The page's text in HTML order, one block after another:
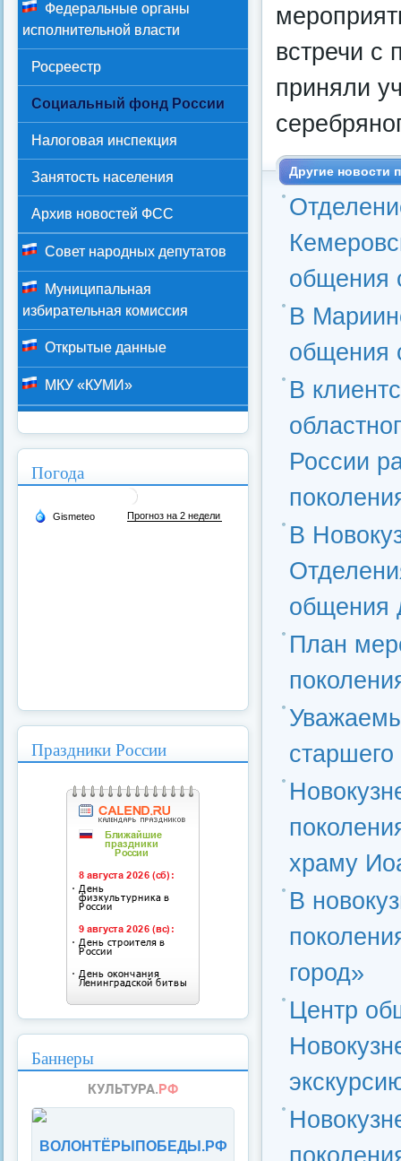
встречи с
приняли
Другие новости
общения
В
общения
В
России
В
общения
План
храму
В
город»
Центр
Федеральные органы
исполнительной власти
Росреестр
Социальный фонд России
Налоговая инспекция
Занятость населения
Архив новостей ФСС
Совет народных депутатов
Муниципальная
избирательная комиссия
Открытые данные
МКУ «КУМИ»
Погода
Праздники России
Баннеры
ВОЛОНТЁРЫПОБЕДЫ.РФ